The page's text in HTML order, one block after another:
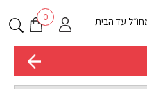
עד הבית 0